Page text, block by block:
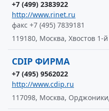
+7 (499) 2383922
http://www.rinet.ru
факс +7 (495) 7839181
119180, Москва, Хвостов 1-
CDIP ФИРМА
+7 (495) 9562022
http://www.cdip.ru
117098, Москва,